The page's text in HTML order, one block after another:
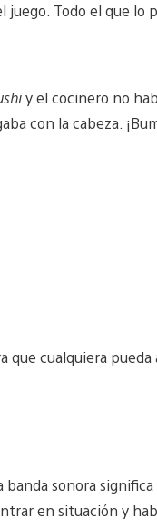
Todo el que lo
y el cocinero no
con la cabeza.
que cualquiera pueda
sonora
en situación y